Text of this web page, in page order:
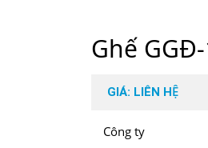
Ghế
GIÁ: LIÊN HỆ
Công ty